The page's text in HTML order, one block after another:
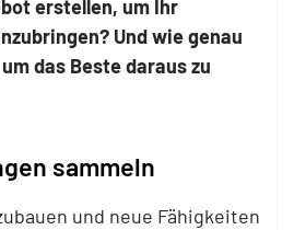
erstellen, um Ihr
Und wie genau
das Beste daraus zu
sammeln
und neue Fähigkeiten